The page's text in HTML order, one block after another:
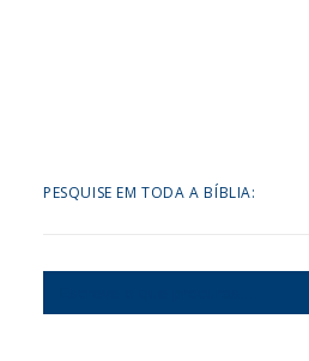
PESQUISE EM TODA A BÍBLIA:
Search